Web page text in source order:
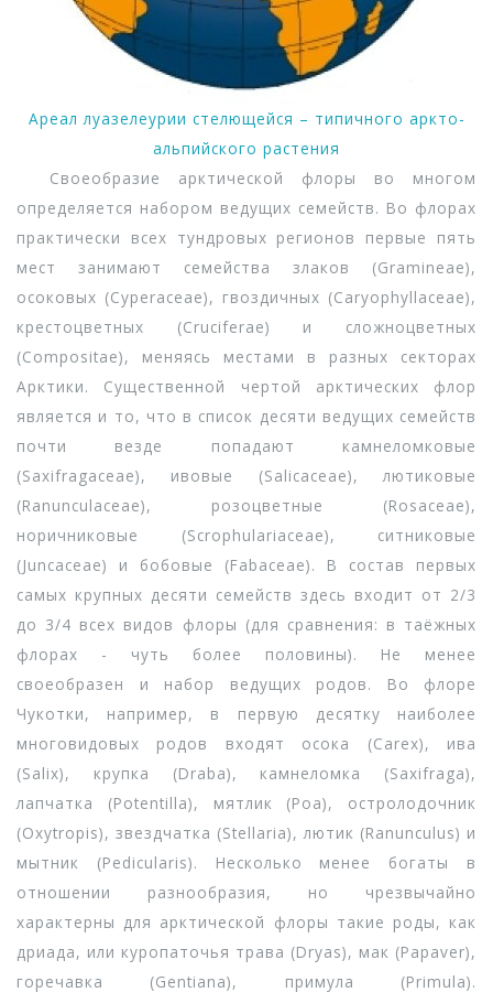
Ареал луазелеурии стелющейся – типичного аркто-
альпийского растения
Своеобразие арктической флоры во многом
определяется набором ведущих семейств. Во флорах
практически всех тундровых регионов первые пять
мест занимают семейства злаков (Gramineae),
осоковых (Cyperaceae), гвоздичных (Caryophyllaceae),
крестоцветных (Cruciferae) и сложноцветных
(Compositae), меняясь местами в разных секторах
Арктики. Существенной чертой арктических флор
является и то, что в список десяти ведущих семейств
почти везде попадают камнеломковые
(Saxifragaceae), ивовые (Salicaceae), лютиковые
(Ranunculaceae), розоцветные (Rosaceae),
норичниковые (Scrophulariaceae), ситниковые
(Juncaceae) и бобовые (Fabaceae). В состав первых
самых крупных десяти семейств здесь входит от 2/3
до 3/4 всех видов флоры (для сравнения: в таёжных
флорах - чуть более половины). Не менее
своеобразен и набор ведущих родов. Во флоре
Чукотки, например, в первую десятку наиболее
многовидовых родов входят осока (Carex), ива
(Salix), крупка (Draba), камнеломка (Saxifraga),
лапчатка (Potentilla), мятлик (Poa), остролодочник
(Oxytropis), звездчатка (Stellaria), лютик (Ranunculus) и
мытник (Pedicularis). Несколько менее богаты в
отношении разнообразия, но чрезвычайно
характерны для арктической флоры такие роды, как
дриада, или куропаточья трава (Dryas), мак (Papaver),
горечавка (Gentiana), примула (Primula).